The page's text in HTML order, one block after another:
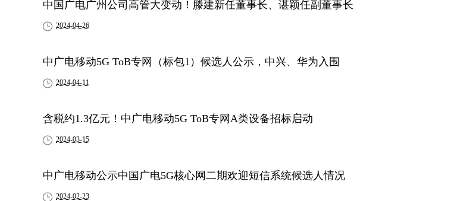
中国广电广州公司高管大变动！滕建新任董事长、谌颖任副董事长
2024-04-26
中广电移动5G ToB专网（标包1）候选人公示，中兴、华为入围
2024-04-11
含税约1.3亿元！中广电移动5G ToB专网A类设备招标启动
2024-03-15
中广电移动公示中国广电5G核心网二期欢迎短信系统候选人情况
2024-02-23